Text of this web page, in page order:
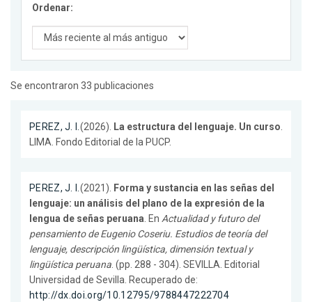
Ordenar:
Se encontraron 33 publicaciones
PEREZ, J. I.(2026). La estructura del lenguaje. Un curso.
LIMA. Fondo Editorial de la PUCP.
PEREZ, J. I.(2021). Forma y sustancia en las señas del
lenguaje: un análisis del plano de la expresión de la
lengua de señas peruana. En Actualidad y futuro del
pensamiento de Eugenio Coseriu. Estudios de teoría del
lenguaje, descripción lingüística, dimensión textual y
lingüística peruana. (pp. 288 - 304). SEVILLA. Editorial
Universidad de Sevilla. Recuperado de:
http://dx.doi.org/10.12795/9788447222704